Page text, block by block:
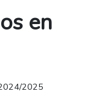
en
2025